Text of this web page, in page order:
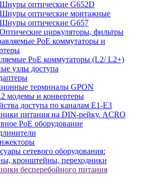
Шнуры оптические G652D
Шнуры оптические монтажные
Шнуры оптические G657
Оптические циркуляторы, фильтры
PoE коммутаторы и
PoE коммутаторы (L2/ L2+)
узлы доступа
терминалы GPON
модемы и конвертеры
доступа по каналам E1-E3
питания на DIN-рейку. ACRO
PoE оборудование
сетевого оборудования:
кронштейны, переходники
бесперебойного питания